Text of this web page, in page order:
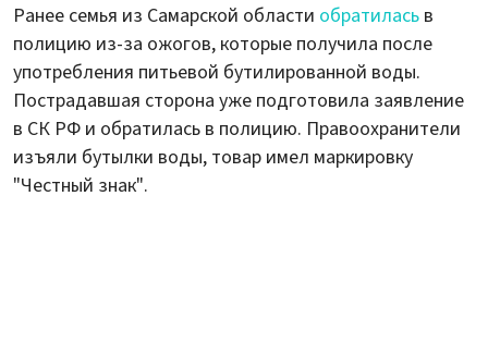
Ранее семья из Самарской области обратилась в
полицию из-за ожогов, которые получила после
употребления питьевой бутилированной воды.
Пострадавшая сторона уже подготовила заявление
в СК РФ и обратилась в полицию. Правоохранители
изъяли бутылки воды, товар имел маркировку
"Честный знак".